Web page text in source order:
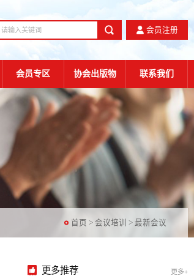
会员注册
会员专区 协会出版物 联系我们
首页 >会议培训 >最新会议
更多推荐 更多+